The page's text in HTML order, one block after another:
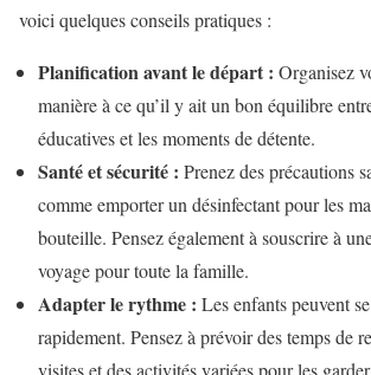
voici quelques conseils pratiques :
Planification avant le départ : Organisez
manière à ce qu’il y ait un bon équilibre
éducatives et les moments de détente.
Santé et sécurité : Prenez des précautions
comme emporter un désinfectant pour les
bouteille. Pensez également à souscrire à
voyage pour toute la famille.
Adapter le rythme : Les enfants peuvent
rapidement. Pensez à prévoir des temps de
visites et des activités variées pour les